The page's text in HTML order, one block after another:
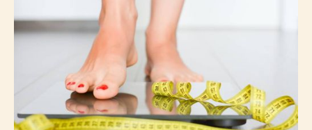
sans mettre votre corps en difficulté.